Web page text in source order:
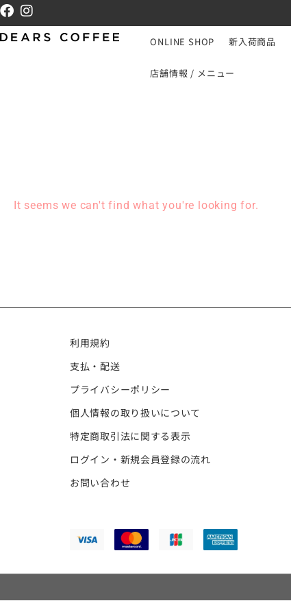
ONLINE SHOP 新入荷商品
店舗情報 / メニュー
It seems we can't find what you're looking for.
利用規約
支払・配送
プライバシーポリシー
個人情報の取り扱いについて
特定商取引法に関する表示
ログイン・新規会員登録の流れ
お問い合わせ